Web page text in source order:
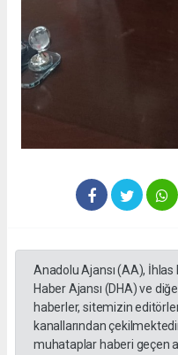
Anadolu Ajansı (AA), İhlas
Haber Ajansı (DHA) ve
haberler, sitemizin
kanallarından
muhataplar haberi geçen